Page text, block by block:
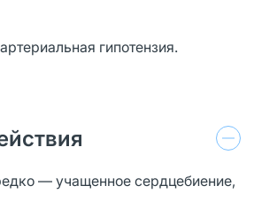
гипотензия.
— учащенное сердцебиение,